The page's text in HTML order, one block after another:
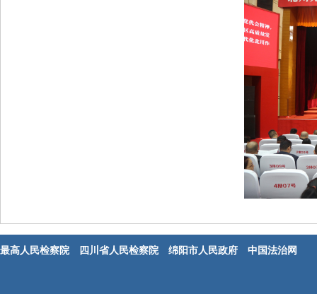
最高人民检察院 四川省人民检察院 绵阳市人民政府 中国法治网